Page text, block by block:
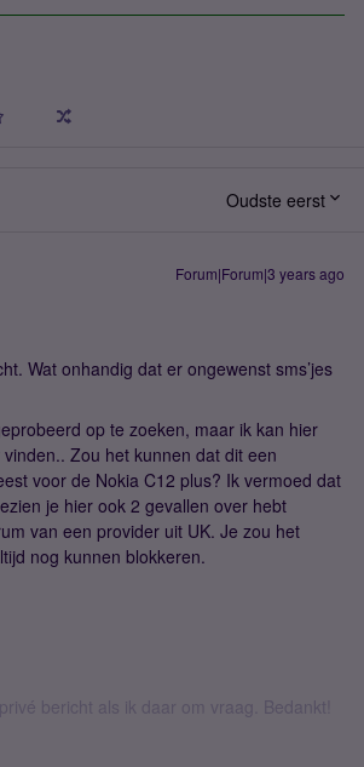
Oudste eerst
Forum|Forum|3 years ago
Wat onhandig dat er ongewenst sms’jes
op te zoeken, maar ik kan hier
Zou het kunnen dat dit een
voor de Nokia C12 plus? Ik vermoed dat
je hier ook 2 gevallen over hebt
van een provider uit UK. Je zou het
nog kunnen blokkeren.
bericht als ik daar om vraag. Bedankt!